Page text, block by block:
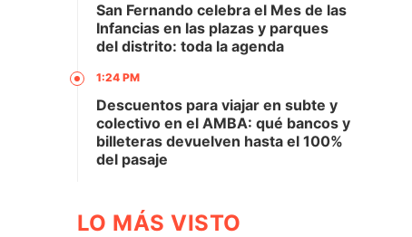
San Fernando celebra el Mes de las
Infancias en las plazas y parques
del distrito: toda la agenda
1:24 PM
Descuentos para viajar en subte y
colectivo en el AMBA: qué bancos y
billeteras devuelven hasta el 100%
del pasaje
LO MÁS VISTO